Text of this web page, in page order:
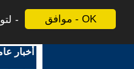
موافق - OK
أخبار